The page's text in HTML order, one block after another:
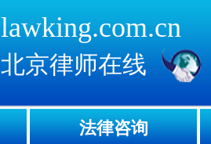
lawking.com.cn
北京律师在线
法律咨询